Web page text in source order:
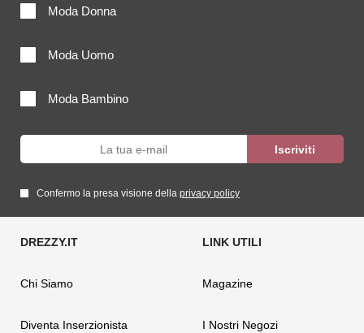
Moda Donna
Moda Uomo
Moda Bambino
Confermo la presa visione della privacy policy
Chi Siamo
Diventa Inserzionista
Magazine
I Nostri Negozi